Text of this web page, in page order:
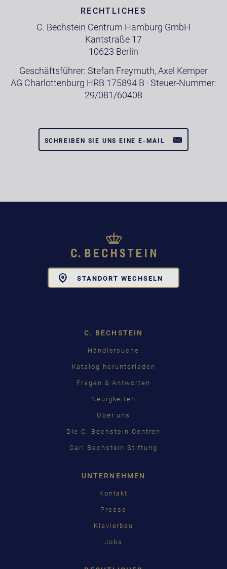
RECHTLICHES
C. Bechstein Centrum Hamburg GmbH
Kantstraße 17
10623 Berlin
Geschäftsführer: Stefan Freymuth, Axel Kemper
AG Charlottenburg HRB 175894 B · Steuer-Nummer:
29/081/60408
SCHREIBEN SIE UNS EINE E-MAIL
STANDORT WECHSELN
C. BECHSTEIN
Händlersuche
Katalog herunterladen
Fragen & Antworten
Neuigkeiten
Über uns
Die C. Bechstein Centren
Carl Bechstein Stiftung
UNTERNEHMEN
Kontakt
Presse
Klavierbau
Jobs